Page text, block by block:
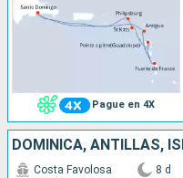
Pague en 4X
DOMINICA, ANTILLAS,
Costa Favolosa 8 d